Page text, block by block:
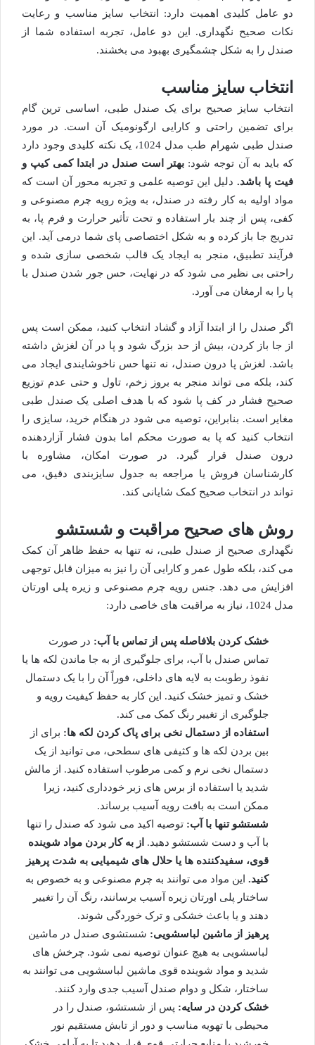
دو عامل کلیدی اهمیت دارد: انتخاب سایز مناسب و رعایت
نکات صحیح نگهداری. این دو عامل، تجربه استفاده شما از
صندل را به شکل چشمگیری بهبود می بخشند.
انتخاب سایز مناسب
انتخاب سایز صحیح برای یک صندل طبی، اساسی ترین گام
برای تضمین راحتی و کارایی ارگونومیک آن است. در مورد
صندل طبی شهرام طب مدل 1024، یک نکته کلیدی وجود دارد
که باید به آن توجه شود: بهتر است صندل در ابتدا کمی کیپ و
فیت پا باشد.دلیل این توصیه علمی و تجربه محور آن است که
مواد اولیه به کار رفته در صندل، به ویژه رویه چرم مصنوعی و
کفی، پس از چند بار استفاده و تحت تأثیر حرارت و فرم پا، به
تدریج جا باز کرده و به شکل اختصاصی پای شما درمی آید. این
فرآیند تطبیق، منجر به ایجاد یک قالب شخصی سازی شده و
راحتی بی نظیر می شود که در نهایت، حس جور شدن صندل با
پا را به ارمغان می آورد.
اگر صندل را از ابتدا آزاد و گشاد انتخاب کنید، ممکن است پس
از جا باز کردن، بیش از حد بزرگ شود و پا در آن لغزش داشته
باشد. لغزش پا درون صندل، نه تنها حس ناخوشایندی ایجاد می
کند، بلکه می تواند منجر به بروز زخم، تاول و حتی عدم توزیع
صحیح فشار در کف پا شود که با هدف اصلی یک صندل طبی
مغایر است. بنابراین، توصیه می شود در هنگام خرید، سایزی را
انتخاب کنید که پا به صورت محکم اما بدون فشار آزاردهنده
درون صندل قرار گیرد. در صورت امکان، مشاوره با
کارشناسان فروش یا مراجعه به جدول سایزبندی دقیق، می
تواند در انتخاب صحیح کمک شایانی کند.
روش های صحیح مراقبت و شستشو
نگهداری صحیح از صندل طبی، نه تنها به حفظ ظاهر آن کمک
می کند، بلکه طول عمر و کارایی آن را نیز به میزان قابل توجهی
افزایش می دهد. جنس رویه چرم مصنوعی و زیره پلی اورتان
مدل 1024، نیاز به مراقبت های خاصی دارد:
خشک کردن بلافاصله پس از تماس با آب: در صورت
تماس صندل با آب، برای جلوگیری از به جا ماندن لکه ها یا
نفوذ رطوبت به لایه های داخلی، فوراً آن را با یک دستمال
خشک و تمیز خشک کنید. این کار به حفظ کیفیت رویه و
جلوگیری از تغییر رنگ کمک می کند.
استفاده از دستمال نخی برای پاک کردن لکه ها: برای از
بین بردن لکه ها و کثیفی های سطحی، می توانید از یک
دستمال نخی نرم و کمی مرطوب استفاده کنید. از مالش
شدید یا استفاده از برس های زبر خودداری کنید، زیرا
ممکن است به بافت رویه آسیب برساند.
شستشو تنها با آب: توصیه اکید می شود که صندل را تنها
با آب و دست شستشو دهید. از به کار بردن مواد شوینده
قوی، سفیدکننده ها یا حلال های شیمیایی به شدت پرهیز
کنید. این مواد می توانند به چرم مصنوعی و به خصوص به
ساختار پلی اورتان زیره آسیب برسانند، رنگ آن را تغییر
دهند و یا باعث خشکی و ترک خوردگی شوند.
پرهیز از ماشین لباسشویی: شستشوی صندل در ماشین
لباسشویی به هیچ عنوان توصیه نمی شود. چرخش های
شدید و مواد شوینده قوی ماشین لباسشویی می توانند به
ساختار، شکل و دوام صندل آسیب جدی وارد کنند.
خشک کردن در سایه: پس از شستشو، صندل را در
محیطی با تهویه مناسب و دور از تابش مستقیم نور